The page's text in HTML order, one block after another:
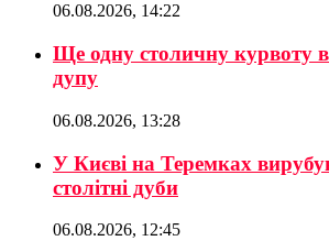
06.08.2026, 14:22
Ще одну столичну курвоту
дупу
06.08.2026, 13:28
У Києві на Теремках
столітні дуби
06.08.2026, 12:45